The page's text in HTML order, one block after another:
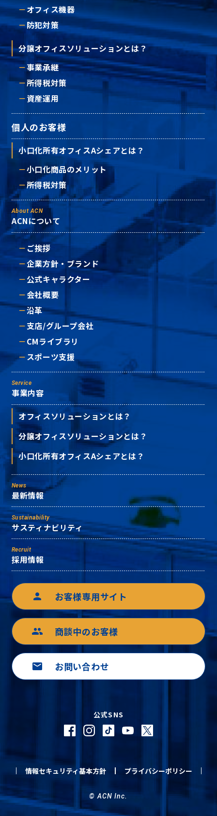
オフィス機器
防犯対策
分譲オフィスソリューションとは？
事業承継
所得税対策
資産運用
個人のお客様
小口化所有オフィスAシェアとは？
小口化商品のメリット
所得税対策
About ACN
ACNについて
ご挨拶
企業方針・ブランド
公式キャラクター
会社概要
沿革
支店/グループ会社
CMライブラリ
スポーツ支援
Service
事業内容
オフィスソリューションとは？
分譲オフィスソリューションとは？
小口化所有オフィスAシェアとは？
News
最新情報
Sustainability
サスティナビリティ
Recruit
採用情報
person お客様専用サイト
group 商談中のお客様
mail お問い合わせ
公式SNS
情報セキュリティ基本方針 プライバシーポリシー
© ACN Inc.